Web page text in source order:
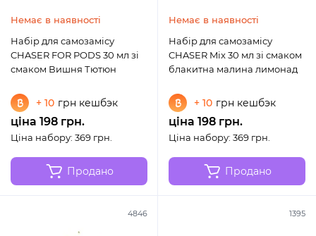
Немає в наявності
Набір для самозамісу
CHASER FOR PODS 30 мл зі
смаком Вишня Тютюн
+ 10 грн кешбэк
ціна 198 грн.
Ціна набору: 369 грн.
Продано
Немає в наявності
Набір для самозамісу
CHASER Mix 30 мл зі смаком
блакитна малина лимонад
+ 10 грн кешбэк
ціна 198 грн.
Ціна набору: 369 грн.
Продано
4846 1395